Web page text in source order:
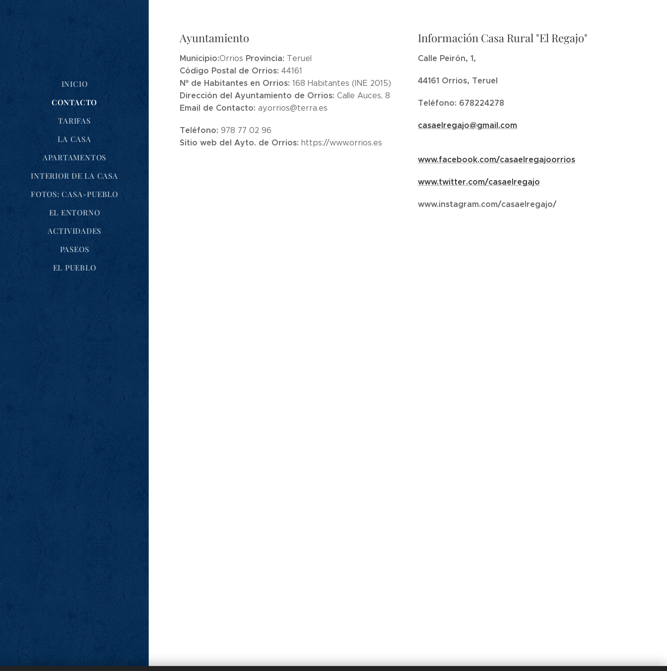
INICIO
CONTACTO
TARIFAS
LA CASA
APARTAMENTOS
INTERIOR DE LA CASA
FOTOS: CASA-PUEBLO
EL ENTORNO
ACTIVIDADES
PASEOS
EL PUEBLO
Ayuntamiento
Municipio:Orrios Provincia: Teruel
Código Postal de Orrios: 44161
Nº de Habitantes en Orrios: 168 Habitantes (INE 2015)
Dirección del Ayuntamiento de Orrios: Calle Auces, 8
Email de Contacto: ay.orrios@terra.es
Teléfono: 978 77 02 96
Sitio web del Ayto. de Orrios: https://www.orrios.es
Información Casa Rural "El Regajo"
Calle Peirón, 1,
44161 Orrios, Teruel
Teléfono: 678224278
casaelregajo@gmail.com
www.facebook.com/casaelregajoorrios
www.twitter.com/casaelregajo
www.instagram.com/casaelregajo/